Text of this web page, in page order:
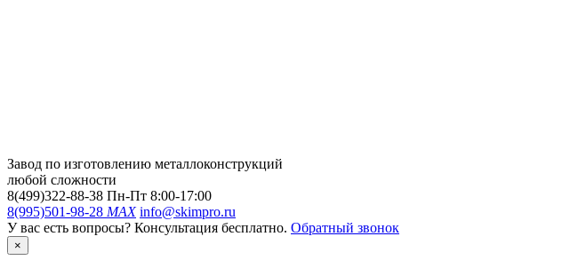
Завод по изготовлению металлоконструкций
любой сложности
8(499)322-88-38 Пн-Пт 8:00-17:00
8(995)501-98-28 MAX info@skimpro.ru
У вас есть вопросы? Консультация бесплатно. Обратный звонок
×